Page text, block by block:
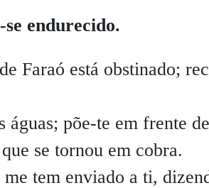
endurecido.
Faraó está obstinado;
águas; põe-te em frente
se tornou em cobra.
tem enviado a ti,